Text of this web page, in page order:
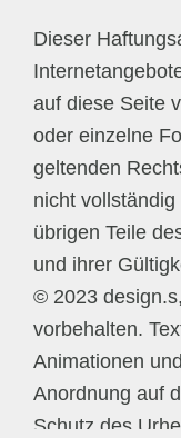
Dieser
auf diese Seite
oder einzelne
geltenden
nicht
übrigen Teile
und ihrer
© 2023
vorbehalten.
Animationen
Anordnung auf
Schutz des